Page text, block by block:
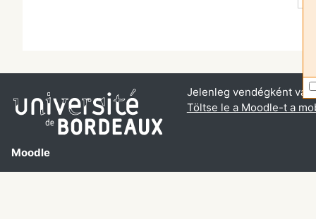
Moodle
Jelenleg vendégként
Töltse le a Moodle-t a